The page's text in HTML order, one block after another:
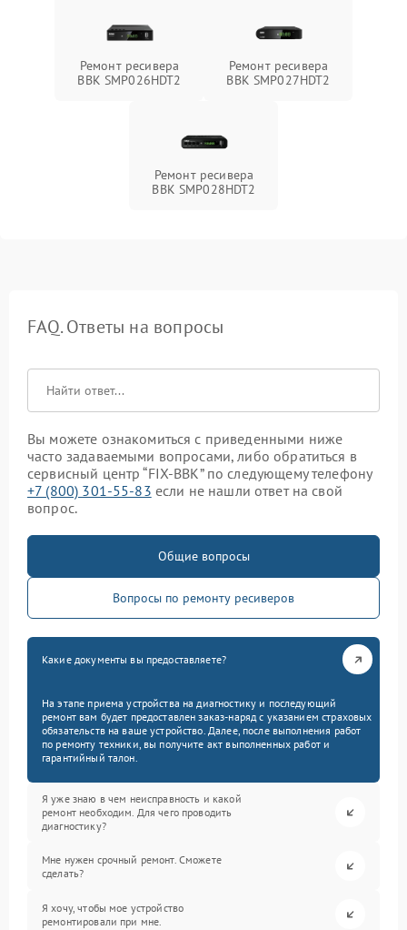
Ремонт ресивера
BBK SMP026HDT2
Ремонт ресивера
BBK SMP027HDT2
Ремонт ресивера
BBK SMP028HDT2
FAQ. Ответы на вопросы
Вы можете ознакомиться с приведенными ниже
часто задаваемыми вопросами, либо обратиться в
сервисный центр “FIX-BBK” по следующему телефону
+7 (800) 301-55-83 если не нашли ответ на свой
вопрос.
Общие вопросы
Вопросы по ремонту ресиверов
Какие документы вы предоставляете?
На этапе приема устройства на диагностику и последующий
ремонт вам будет предоставлен заказ-наряд с указанием страховых
обязательств на ваше устройство. Далее, после выполнения работ
по ремонту техники, вы получите акт выполненных работ и
гарантийный талон.
Я уже знаю в чем неисправность и какой
ремонт необходим. Для чего проводить
диагностику?
Мне нужен срочный ремонт. Сможете
сделать?
Я хочу, чтобы мое устройство
ремонтировали при мне.